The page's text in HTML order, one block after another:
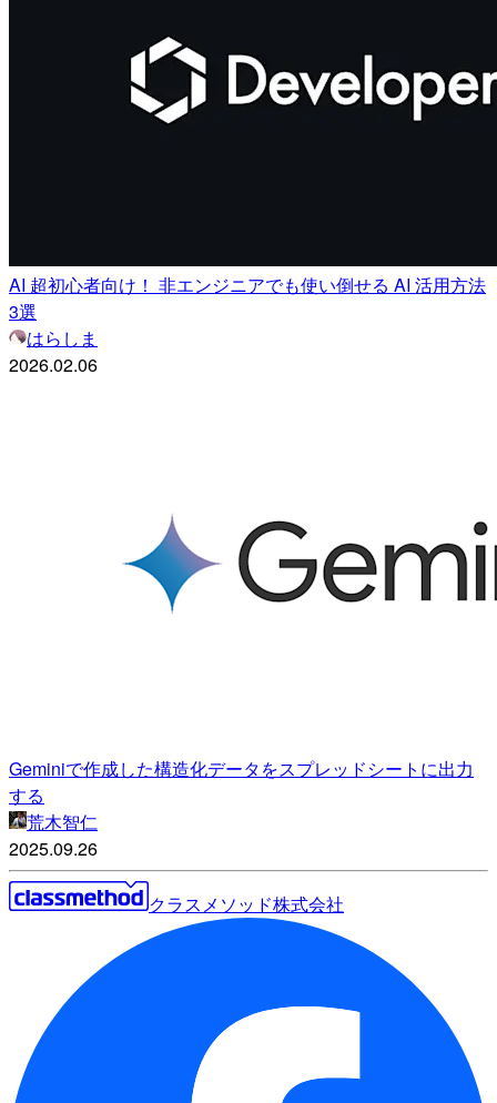
AI 超初心者向け！ 非エンジニアでも使い倒せる AI 活用方法
3選
はらしま
2026.02.06
Geminiで作成した構造化データをスプレッドシートに出力
する
荒木智仁
2025.09.26
クラスメソッド株式会社